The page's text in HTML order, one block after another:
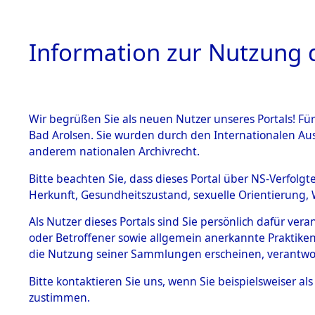
HOME
BESTÄNDE
Inhaftierungsdoku
mente
5. Verschiedenes
Todesmärsche
5.3.1 Alliierte
Information zur Nutzung
Wir begrüßen Sie als neuen Nutzer unseres Portals!
Bad Arolsen. Sie wurden durch den Internationalen
anderem nationalen Archivrecht.
Bitte beachten Sie, dass dieses Portal über NS-
Herkunft, Gesundheitszustand, sexuelle
Als Nutzer dieses Portals sind Sie persönlich dafür
oder Betroffener sowie allgemein anerkannte
die Nutzung seiner Sammlungen erscheinen,
Bitte kontaktieren Sie uns, wenn Sie beispielsweiser
zustimmen.